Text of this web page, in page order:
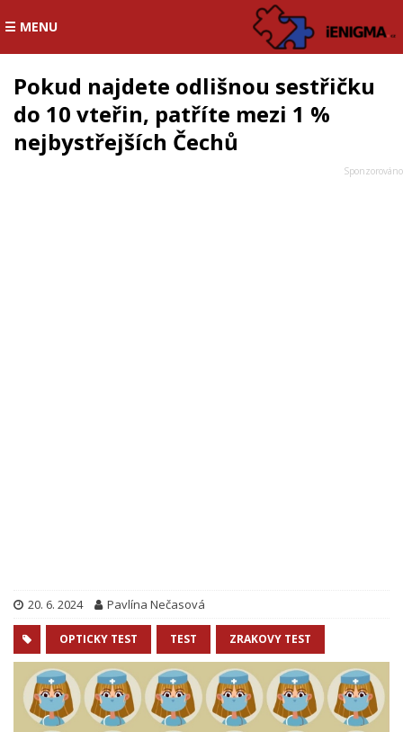
☰ MENU
Pokud najdete odlišnou sestřičku
do 10 vteřin, patříte mezi 1 %
nejbystřejších Čechů
20. 6. 2024 Pavlína Nečasová
OPTICKY TEST TEST ZRAKOVY TEST